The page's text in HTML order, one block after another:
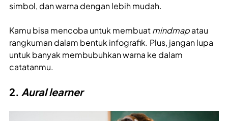
simbol, dan warna dengan lebih mudah.
Kamu bisa mencoba untuk membuatmindmapatau
rangkuman dalam bentuk infografik. Plus, jangan lupa
untuk banyak membubuhkan warna ke dalam
catatanmu.
2. Aural learner